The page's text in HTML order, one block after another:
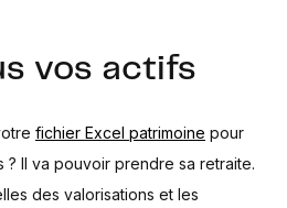
vos actifs
fichier Excel patrimoine pour
? Il va pouvoir prendre sa retraite.
des valorisations et les